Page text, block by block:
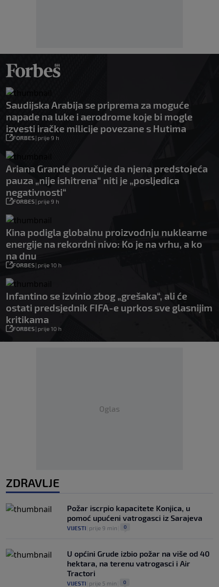
Saudijska Arabija se priprema za moguće
napade na luke i aerodrome koje bi mogle
izvesti iračke milicije povezane s Hutima
FORBES| prije 9 h
Ariana Grande poručuje da njena predstojeća
pauza „nije ishitrena“ niti je „posljedica
negativnosti“
FORBES| prije 9 h
Kina podigla globalnu proizvodnju nuklearne
energije na rekordni nivo: Ko je na vrhu, a ko
na dnu
FORBES| prije 10 h
Infantino se izvinio zbog „grešaka“, ali će
ostati predsjednik FIFA-e uprkos sve glasnijim
kritikama
FORBES| prije 10 h
Oglas
ZDRAVLJE
Požar iscrpio kapacitete Konjica, u
pomoć upućeni vatrogasci iz Sarajeva
VIJESTI prije 9 min 0
U općini Grude izbio požar na više od 40
hektara, na terenu vatrogasci i Air
Tractori
VIJESTI prije 5 min 0